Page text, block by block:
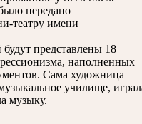
передано
театру имени
представлены 18
наполненных
Сама художница
училище,
музыку.